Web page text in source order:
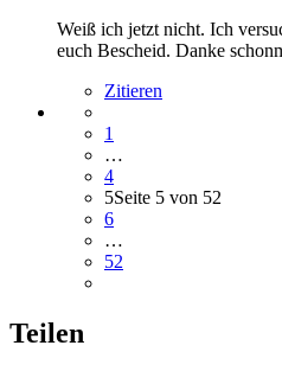
Weiß ich jetzt nicht. Ich
euch Bescheid. Danke
Zitieren
1
…
4
5Seite 5 von 52
6
…
52
Teilen